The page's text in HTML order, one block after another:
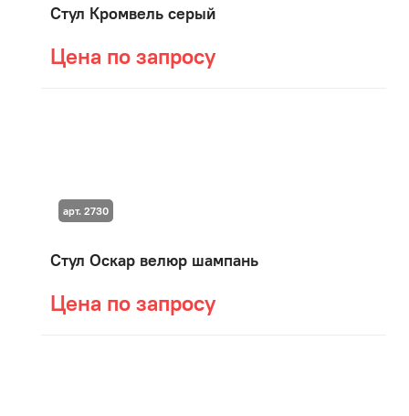
Стул Кромвель серый
Цена по запросу
Стул Оскар велюр шампань
Цена по запросу
арт. 2730